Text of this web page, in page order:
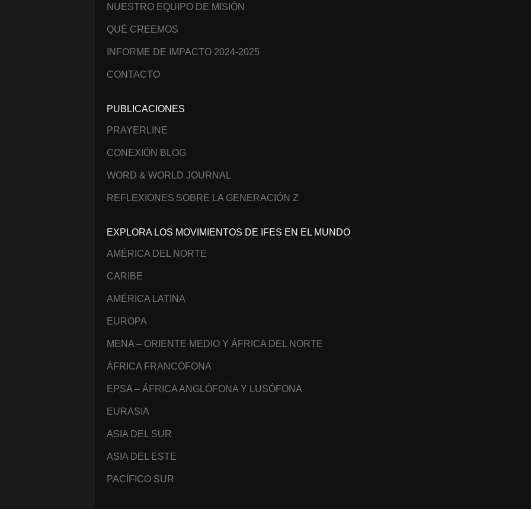
NUESTRO EQUIPO DE MISIÓN
QUÉ CREEMOS
INFORME DE IMPACTO 2024-2025
CONTACTO
PUBLICACIONES
PRAYERLINE
CONEXIÓN BLOG
WORD & WORLD JOURNAL
REFLEXIONES SOBRE LA GENERACIÓN Z
EXPLORA LOS MOVIMIENTOS DE IFES EN EL MUNDO
AMÉRICA DEL NORTE
CARIBE
AMÉRICA LATINA
EUROPA
MENA – ORIENTE MEDIO Y ÁFRICA DEL NORTE
ÁFRICA FRANCÓFONA
EPSA – ÁFRICA ANGLÓFONA Y LUSÓFONA
EURASIA
ASIA DEL SUR
ASIA DEL ESTE
PACÍFICO SUR